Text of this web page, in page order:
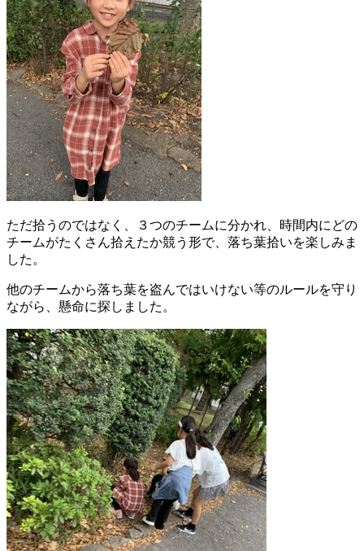
ただ拾うのではなく、３つのチームに分かれ、時間内にどの
チームがたくさん拾えたか競う形で、落ち葉拾いを楽しみま
した。
他のチームから落ち葉を盗んではいけない等のルールを守り
ながら、懸命に探しました。